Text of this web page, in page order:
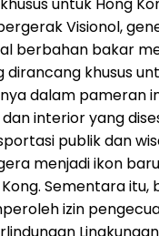
untuk Hong
Visionol,
berbahan bakar
khusus
dalam pameran
interior yang
publik dan
menjadi ikon
Sementara itu,
izin